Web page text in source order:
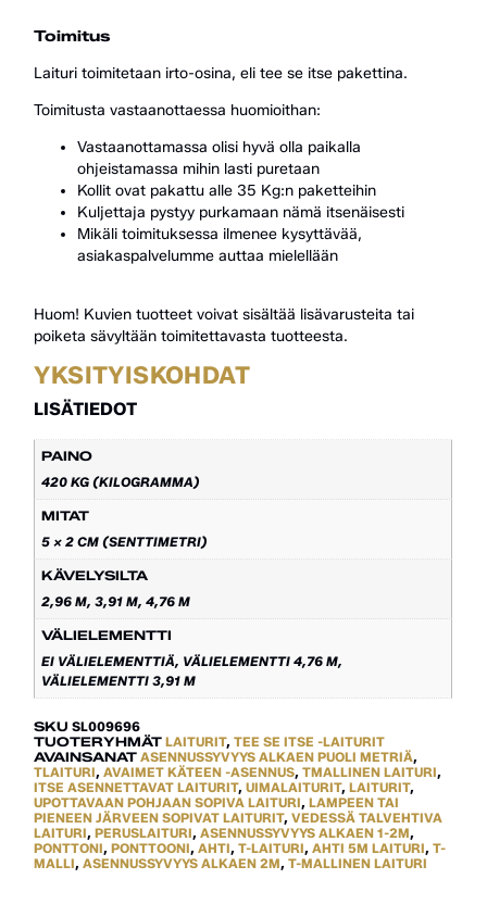
Toimitus
Laituri toimitetaan irto-osina, eli tee se itse pakettina.
Toimitusta vastaanottaessa huomioithan:
Vastaanottamassa olisi hyvä olla paikalla
ohjeistamassa mihin lasti puretaan
Kollit ovat pakattu alle 35 Kg:n paketteihin
Kuljettaja pystyy purkamaan nämä itsenäisesti
Mikäli toimituksessa ilmenee kysyttävää,
asiakaspalvelumme auttaa mielellään
Huom! Kuvien tuotteet voivat sisältää lisävarusteita tai
poiketa sävyltään toimitettavasta tuotteesta.
YKSITYISKOHDAT
LISÄTIEDOT
PAINO
420 KG (KILOGRAMMA)
MITAT
5 × 2 CM (SENTTIMETRI)
KÄVELYSILTA
2,96 M, 3,91 M, 4,76 M
VÄLIELEMENTTI
EI VÄLIELEMENTTIÄ, VÄLIELEMENTTI 4,76 M,
VÄLIELEMENTTI 3,91 M
SKUSL009696
TUOTERYHMÄT LAITURIT,TEE SE ITSE -LAITURIT
AVAINSANAT ASENNUSSYVYYS ALKAEN PUOLI METRIÄ,
TLAITURI,AVAIMET KÄTEEN -ASENNUS,TMALLINEN LAITURI,
ITSE ASENNETTAVAT LAITURIT,UIMALAITURIT,LAITURIT,
UPOTTAVAAN POHJAAN SOPIVA LAITURI,LAMPEEN TAI
PIENEEN JÄRVEEN SOPIVAT LAITURIT,VEDESSÄ TALVEHTIVA
LAITURI,PERUSLAITURI,ASENNUSSYVYYS ALKAEN 1-2M,
PONTTONI,PONTTOONI,AHTI,T-LAITURI,AHTI 5M LAITURI,T-
MALLI,ASENNUSSYVYYS ALKAEN 2M,T-MALLINEN LAITURI